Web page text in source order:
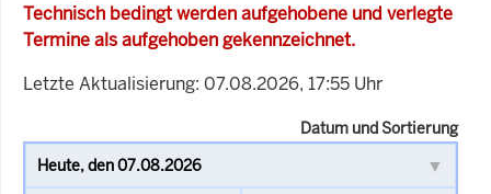
Technisch bedingt werden aufgehobene und verlegte
Termine als aufgehoben gekennzeichnet.
Letzte Aktualisierung: 07.08.2026, 17:55 Uhr
Datum und Sortierung